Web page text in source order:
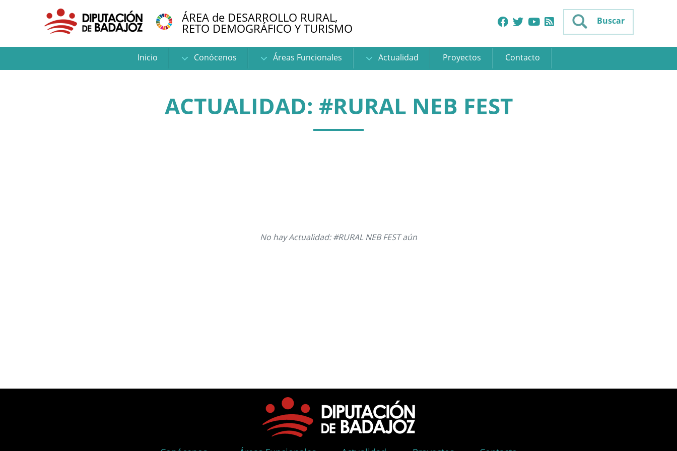
ÁREA de DESARROLLO RURAL,
RETO DEMOGRÁFICO Y TURISMO Buscar
Inicio Conócenos Áreas Funcionales Actualidad Proyectos Contacto
ACTUALIDAD: #RURAL NEB FEST
No hay Actualidad: #RURAL NEB FEST aún